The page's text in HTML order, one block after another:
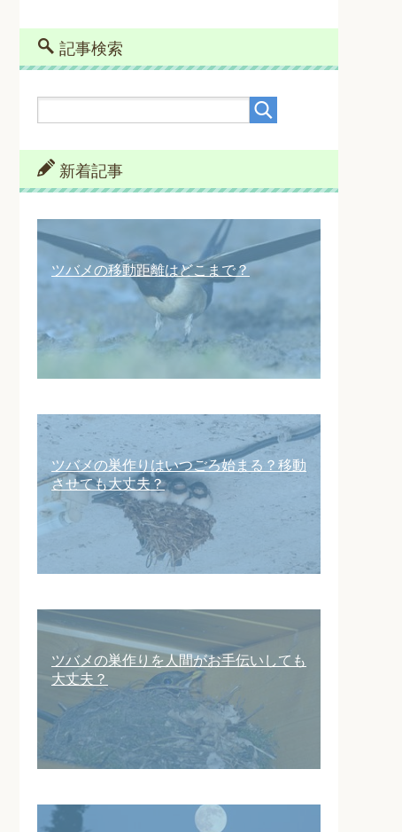
記事検索
新着記事
ツバメの移動距離はどこまで？
ツバメの巣作りはいつごろ始まる？移動
させても大丈夫？
ツバメの巣作りを人間がお手伝いしても
大丈夫？